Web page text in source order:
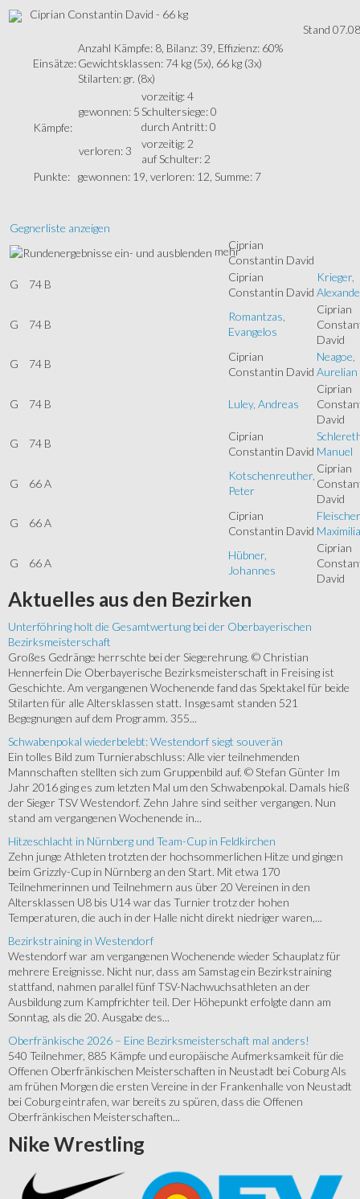
Ciprian Constantin David - 66 kg
Stand
Einsätze:
Anzahl Kämpfe: 8, Bilanz: 39, Effizienz: 60%
Gewichtsklassen: 74 kg (5x), 66 kg (3x)
Stilarten: gr. (8x)
Kämpfe:
gewonnen: 5
vorzeitig: 4
Schultersiege: 0
durch Antritt: 0
verloren: 3
vorzeitig: 2
auf Schulter: 2
Punkte: gewonnen: 19, verloren: 12, Summe: 7
Gegnerliste anzeigen
mehrCiprian
Constantin David
G
74 B
Ciprian
Constantin David
Krieger,
G 74 B
Romantzas,
Evangelos
Ciprian
David
G
74 B
Ciprian
Constantin David
Neagoe,
Aurelian
G 74 B Luley, Andreas
Ciprian
David
G
74 B
Ciprian
Constantin David Manuel
G 66 A
Kotschenreuther,
Peter
Ciprian
David
G
66 A
Ciprian
Constantin David
G 66 A
Hübner,
Johannes
Ciprian
David
Aktuelles aus den Bezirken
Unterföhring holt die Gesamtwertung bei der Oberbayerischen
Bezirksmeisterschaft
Großes Gedränge herrschte bei der Siegerehrung. © Christian
Hennerfein Die Oberbayerische Bezirksmeisterschaft in Freising ist
Geschichte. Am vergangenen Wochenende fand das Spektakel für beide
Stilarten für alle Altersklassen statt. Insgesamt standen 521
Begegnungen auf dem Programm. 355...
Schwabenpokal wiederbelebt: Westendorf siegt souverän
Ein tolles Bild zum Turnierabschluss: Alle vier teilnehmenden
Mannschaften stellten sich zum Gruppenbild auf. © Stefan Günter Im
Jahr 2016 ging es zum letzten Mal um den Schwabenpokal. Damals hieß
der Sieger TSV Westendorf. Zehn Jahre sind seither vergangen. Nun
stand am vergangenen Wochenende in...
Hitzeschlacht in Nürnberg und Team-Cup in Feldkirchen
Zehn junge Athleten trotzten der hochsommerlichen Hitze und gingen
beim Grizzly-Cup in Nürnberg an den Start. Mit etwa 170
Teilnehmerinnen und Teilnehmern aus über 20 Vereinen in den
Altersklassen U8 bis U14 war das Turnier trotz der hohen
Temperaturen, die auch in der Halle nicht direkt niedriger waren,...
Bezirkstraining in Westendorf
Westendorf war am vergangenen Wochenende wieder Schauplatz für
mehrere Ereignisse. Nicht nur, dass am Samstag ein Bezirkstraining
stattfand, nahmen parallel fünf TSV-Nachwuchsathleten an der
Ausbildung zum Kampfrichter teil. Der Höhepunkt erfolgte dann am
Sonntag, als die 20. Ausgabe des...
Oberfränkische 2026 – Eine Bezirksmeisterschaft mal anders!
540 Teilnehmer, 885 Kämpfe und europäische Aufmerksamkeit für die
Offenen Oberfränkischen Meisterschaften in Neustadt bei Coburg Als
am frühen Morgen die ersten Vereine in der Frankenhalle von Neustadt
bei Coburg eintrafen, war bereits zu spüren, dass die Offenen
Oberfränkischen Meisterschaften...
Nike Wrestling